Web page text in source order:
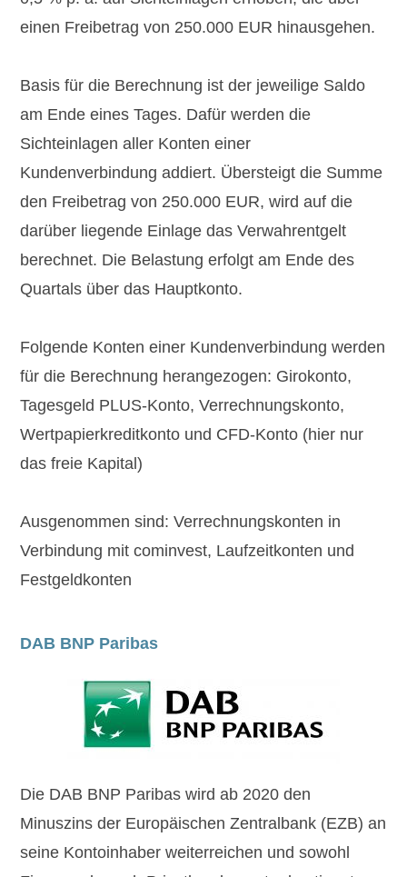
einen Freibetrag von 250.000 EUR hinausgehen.
Basis für die Berechnung ist der jeweilige Saldo
am Ende eines Tages. Dafür werden die
Sichteinlagen aller Konten einer
Kundenverbindung addiert. Übersteigt die Summe
den Freibetrag von 250.000 EUR, wird auf die
darüber liegende Einlage das Verwahrentgelt
berechnet. Die Belastung erfolgt am Ende des
Quartals über das Hauptkonto.
Folgende Konten einer Kundenverbindung werden
für die Berechnung herangezogen: Girokonto,
Tagesgeld PLUS-Konto, Verrechnungskonto,
Wertpapierkreditkonto und CFD-Konto (hier nur
das freie Kapital)
Ausgenommen sind: Verrechnungskonten in
Verbindung mit cominvest, Laufzeitkonten und
Festgeldkonten
DAB BNP Paribas
Die DAB BNP Paribas wird ab 2020 den
Minuszins der Europäischen Zentralbank (EZB) an
seine Kontoinhaber weiterreichen und sowohl